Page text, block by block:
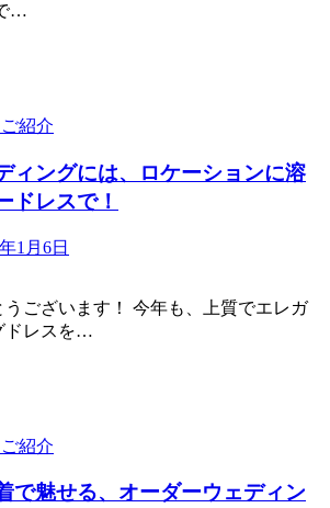
…
紹介
ィングには、ロケーションに溶
ドレスで！
1月6日
ございます！ 今年も、上質でエレガ
ドレスを…
紹介
で魅せる、オーダーウェディン